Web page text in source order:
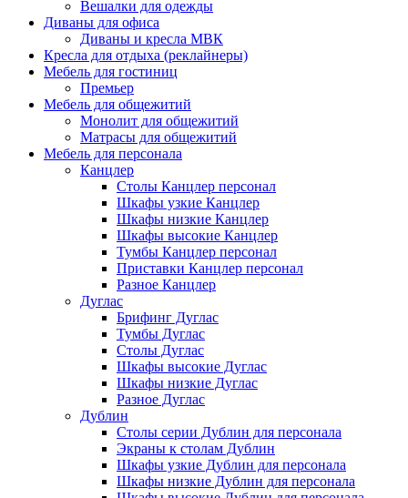
Вешалки для одежды
Диваны для офиса
Диваны и кресла МВК
Кресла для отдыха (реклайнеры)
Мебель для гостиниц
Премьер
Мебель для общежитий
Монолит для общежитий
Матрасы для общежитий
Мебель для персонала
Канцлер
Столы Канцлер персонал
Шкафы узкие Канцлер
Шкафы низкие Канцлер
Шкафы высокие Канцлер
Тумбы Канцлер персонал
Приставки Канцлер персонал
Разное Канцлер
Дуглас
Брифинг Дуглас
Тумбы Дуглас
Столы Дуглас
Шкафы высокие Дуглас
Шкафы низкие Дуглас
Разное Дуглас
Дублин
Столы серии Дублин для персонала
Экраны к столам Дублин
Шкафы узкие Дублин для персонала
Шкафы низкие Дублин для персонала